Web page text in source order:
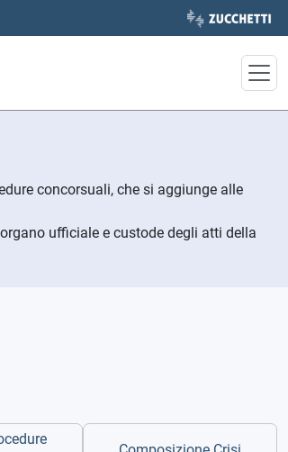
concorsuali, che si aggiunge alle
ufficiale e custode degli atti della